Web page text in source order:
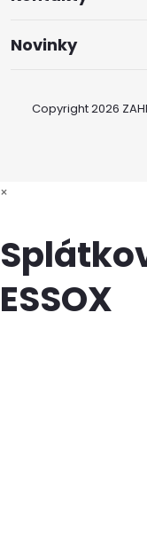
Novinky
Copyright 2026
×
ESSOX